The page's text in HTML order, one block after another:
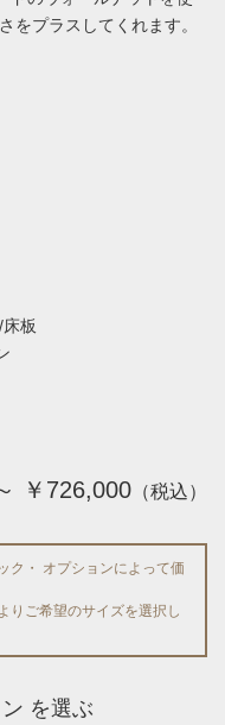
をプラスしてくれます。
板
￥726,000 （税込）
ク・ オプションによって価
りご希望のサイズを選択し
を選ぶ